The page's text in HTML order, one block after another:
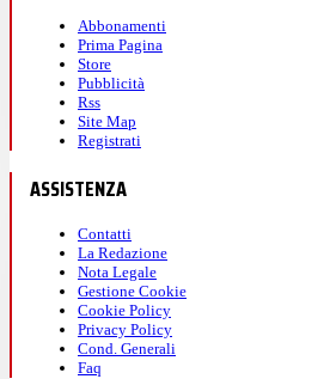
Abbonamenti
Prima Pagina
Store
Pubblicità
Rss
Site Map
Registrati
ASSISTENZA
Contatti
La Redazione
Nota Legale
Gestione Cookie
Cookie Policy
Privacy Policy
Cond. Generali
Faq